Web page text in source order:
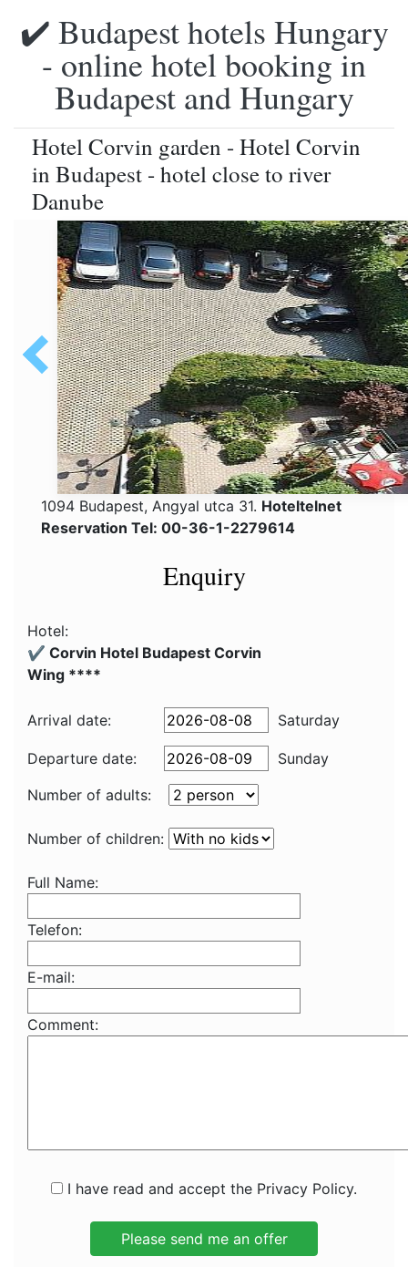
✔️ Budapest hotels Hungary
- online hotel booking in
Budapest and Hungary
Hotel Corvin garden - Hotel Corvin
in Budapest - hotel close to river
Danube
1094 Budapest, Angyal utca 31. Hoteltelnet
Reservation Tel: 00-36-1-2279614
Enquiry
Hotel:
✔️ Corvin Hotel Budapest Corvin
Wing ****
Arrival date: Saturday
Departure date:
Sunday
Number of adults:
Number of children:
Full Name:
Telefon:
E-mail:
Comment:
I have read and accept the Privacy Policy.